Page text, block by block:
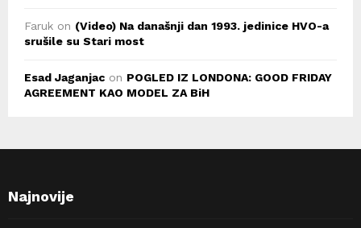
Faruk on (Video) Na današnji dan 1993. jedinice HVO-a
srušile su Stari most
Esad Jaganjac on POGLED IZ LONDONA: GOOD FRIDAY
AGREEMENT KAO MODEL ZA BiH
Najnovije